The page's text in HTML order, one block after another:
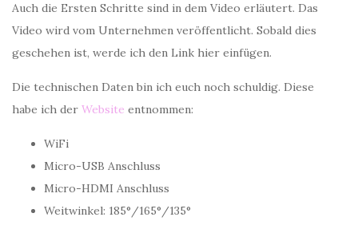
Auch die Ersten Schritte sind in dem Video erläutert. Das
Video wird vom Unternehmen veröffentlicht. Sobald dies
geschehen ist, werde ich den Link hier einfügen.
Die technischen Daten bin ich euch noch schuldig. Diese
habe ich der Website entnommen:
WiFi
Micro-USB Anschluss
Micro-HDMI Anschluss
Weitwinkel: 185°/165°/135°